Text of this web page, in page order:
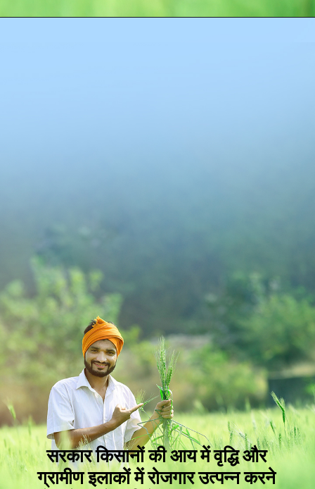
सरकार किसानों की आय में वृद्धि और
ग्रामीण इलाकों में रोजगार उत्पन्न करने